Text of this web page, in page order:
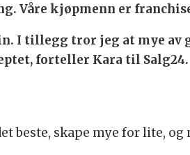
Våre kjøpmenn er
I tillegg tror jeg at mye av
forteller Kara til Salg24.
beste, skape mye for lite,